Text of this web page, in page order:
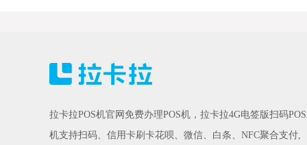
拉卡拉POS机官网免费办理POS机，拉卡拉4G电签版扫码POS
机支持扫码、信用卡刷卡花呗、微信、白条、NFC聚合支付,